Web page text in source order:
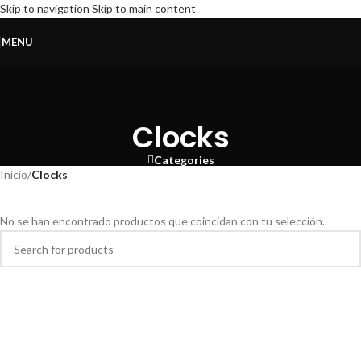
Skip to navigation Skip to main content
MENU
Clocks
Categories
Inicio/Clocks
No se han encontrado productos que coincidan con tu selección.